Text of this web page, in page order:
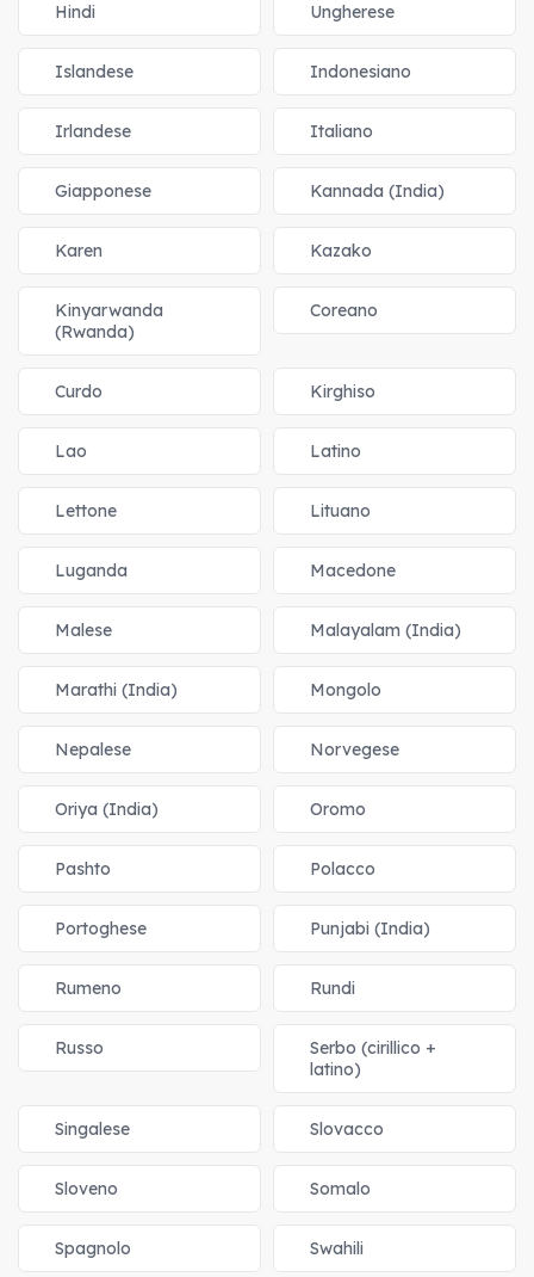
Hindi Ungherese
Islandese Indonesiano
Irlandese Italiano
Giapponese Kannada (India)
Karen Kazako
Kinyarwanda
(Rwanda)
Coreano
Curdo Kirghiso
Lao Latino
Lettone Lituano
Luganda Macedone
Malese Malayalam (India)
Marathi (India) Mongolo
Nepalese Norvegese
Oriya (India) Oromo
Pashto Polacco
Portoghese Punjabi (India)
Rumeno Rundi
Russo
Serbo (cirillico +
latino)
Singalese Slovacco
Sloveno Somalo
Spagnolo Swahili